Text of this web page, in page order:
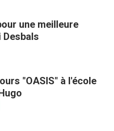
une meilleure
"OASIS" à l'école